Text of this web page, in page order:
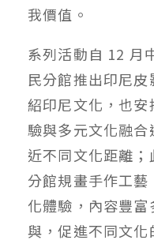
我價值。
系列活動自 12 月
民分館推出印尼
紹印尼文化，也
驗與多元文化融
近不同文化距離
分館規畫手作工
化體驗，內容豐
與，促進不同文